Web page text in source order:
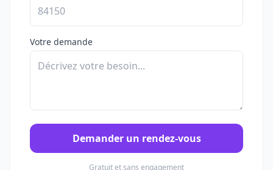
Votre demande
Demander un rendez-vous
Gratuit et sans engagement